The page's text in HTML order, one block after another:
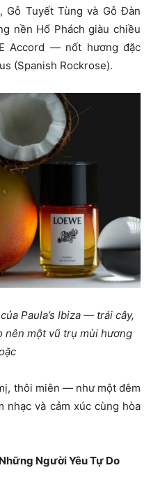
Gỗ Tuyết Tùng và Gỗ Đàn
nền Hổ Phách giàu chiều
Accord — nốt hương đặc
(Spanish Rockrose).
Paula’s Ibiza — trái cây,
nên một vũ trụ mùi hương
thôi miên — như một đêm
nhạc và cảm xúc cùng hòa
Người Yêu Tự Do